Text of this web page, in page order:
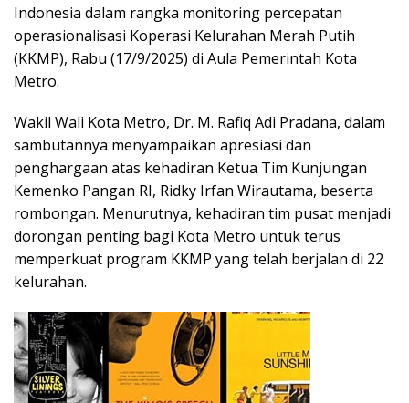
Indonesia dalam rangka monitoring percepatan
operasionalisasi Koperasi Kelurahan Merah Putih
(KKMP), Rabu (17/9/2025) di Aula Pemerintah Kota
Metro.
Wakil Wali Kota Metro, Dr. M. Rafiq Adi Pradana, dalam
sambutannya menyampaikan apresiasi dan
penghargaan atas kehadiran Ketua Tim Kunjungan
Kemenko Pangan RI, Ridky Irfan Wirautama, beserta
rombongan. Menurutnya, kehadiran tim pusat menjadi
dorongan penting bagi Kota Metro untuk terus
memperkuat program KKMP yang telah berjalan di 22
kelurahan.